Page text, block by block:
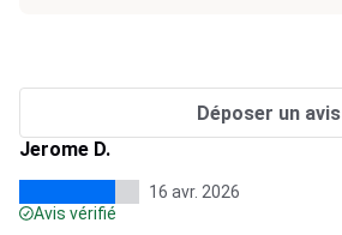
Déposer un avis
Jerome D.
16 avr. 2026
Avis vérifié